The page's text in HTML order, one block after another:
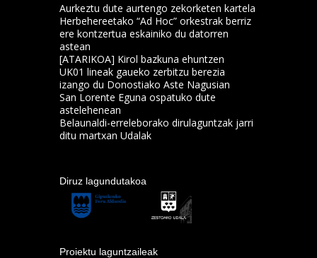
Aurkeztu dute aurtengo zekorketen kartela
Herbehereetako “Ad Hoc” orkestrak berriz
ere kontzertua eskainiko du datorren
astean
[ATARIKOA] Kirol bazkuna ehuntzen
UK01 lineak gaueko zerbitzu berezia
izango du Donostiako Aste Nagusian
San Lorente Eguna ospatuko dute
astelehenean
Belaunaldi-erreleborako dirulaguntzak jarri
ditu martxan Udalak
Diruz lagundutakoa
Proiektu laguntzaileak